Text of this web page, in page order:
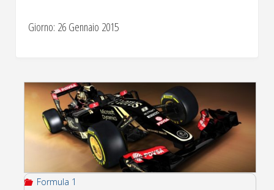
Giorno: 26 Gennaio 2015
Formula 1